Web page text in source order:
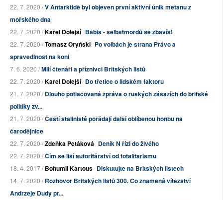
22. 7. 2020 /V Antarktidě byl objeven první aktivní únik metanu z
mořského dna
22. 7. 2020 /Karel Dolejší Babiš - selbstmordů se zbavíš!
22. 7. 2020 /Tomasz Oryński Po volbách je strana Právo a
spravedlnost na koni
7. 6. 2020 /Milí čtenáři a příznivci Britských listů
22. 7. 2020 /Karel Dolejší Do třetice o lidském faktoru
21. 7. 2020 /Dlouho potlačovaná zpráva o ruských zásazích do britské
politiky zv...
21. 7. 2020 /Čeští stalinisté pořádají další oblíbenou honbu na
čarodějnice
22. 7. 2020 /Zdeňka Petáková Deník N řízl do živého
22. 7. 2020 /Čím se liší autoritářství od totalitarismu
18. 4. 2017 /Bohumil Kartous Diskutujte na Britských listech
14. 7. 2020 /Rozhovor Britských listů 300. Co znamená vítězství
Andrzeje Dudy pr...